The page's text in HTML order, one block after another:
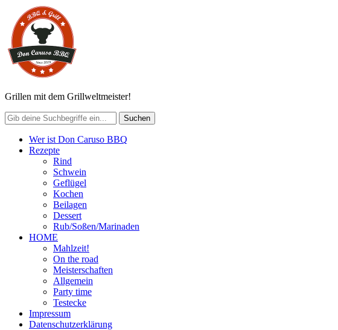
Grillen mit dem Grillweltmeister!
Wer ist Don Caruso BBQ
Rezepte
Rind
Schwein
Geflügel
Kochen
Beilagen
Dessert
Rub/Soßen/Marinaden
HOME
Mahlzeit!
On the road
Meisterschaften
Allgemein
Party time
Testecke
Impressum
Datenschutzerklärung